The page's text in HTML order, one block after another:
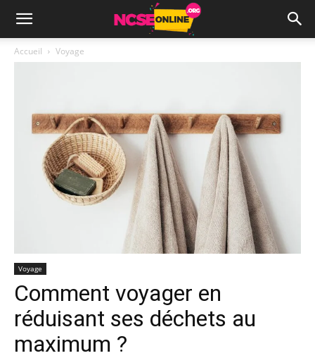
Accueil Voyage
Voyage
Comment voyager en
réduisant ses déchets au
maximum ?